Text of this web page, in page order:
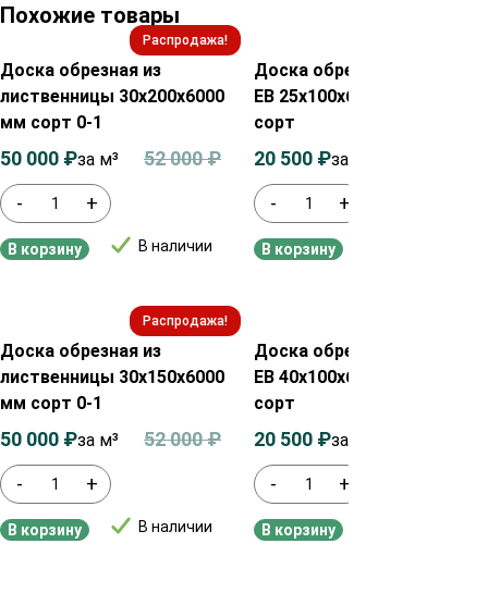
Похожие товары
Распродажа!
Доска обрезная из
лиственницы 30х200х6000
мм сорт 0-1
- +
В наличии
52 000₽
50 000 ₽за м³
В корзину
Доска обрезная из сосны
ЕВ 25х100х6000 мм ГОСТ 1
сорт
- +
20 500 ₽за м³
В корзину
Распродажа!
Доска обрезная из
лиственницы 30х150х6000
мм сорт 0-1
- +
В наличии
52 000₽
50 000 ₽за м³
В корзину
Доска обрезная из сосны
ЕВ 40х100х6000 мм ГОСТ 1
сорт
- +
20 500 ₽за м³
В корзину